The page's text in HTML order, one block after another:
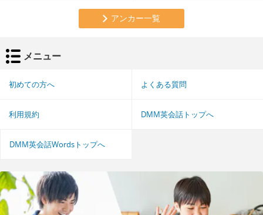
アンカー一覧
メニュー
初めての方へ よくある質問
利用規約 DMM英会話トップへ
DMM英会話Wordsトップへ